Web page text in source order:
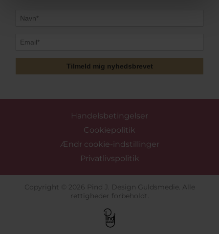
Tilmeld mig nyhedsbrevet
Handelsbetingelser
Cookiepolitik
Ændr cookie-indstillinger
Privatlivspolitik
Copyright © 2026 Pind J. Design Guldsmedie. Alle
rettigheder forbeholdt.